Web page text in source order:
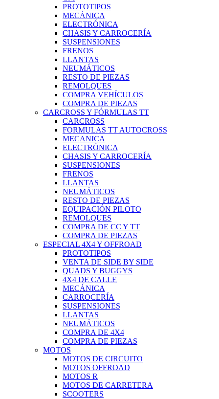
PROTOTIPOS
MECÁNICA
ELECTRÓNICA
CHASIS Y CARROCERÍA
SUSPENSIONES
FRENOS
LLANTAS
NEUMÁTICOS
RESTO DE PIEZAS
REMOLQUES
COMPRA VEHÍCULOS
COMPRA DE PIEZAS
CARCROSS Y FÓRMULAS TT
CARCROSS
FORMULAS TT AUTOCROSS
MECANICA
ELECTRÓNICA
CHASIS Y CARROCERÍA
SUSPENSIONES
FRENOS
LLANTAS
NEUMÁTICOS
RESTO DE PIEZAS
EQUIPACIÓN PILOTO
REMOLQUES
COMPRA DE CC Y TT
COMPRA DE PIEZAS
ESPECIAL 4X4 Y OFFROAD
PROTOTIPOS
VENTA DE SIDE BY SIDE
QUADS Y BUGGYS
4X4 DE CALLE
MECÁNICA
CARROCERÍA
SUSPENSIONES
LLANTAS
NEUMÁTICOS
COMPRA DE 4X4
COMPRA DE PIEZAS
MOTOS
MOTOS DE CIRCUITO
MOTOS OFFROAD
MOTOS R
MOTOS DE CARRETERA
SCOOTERS